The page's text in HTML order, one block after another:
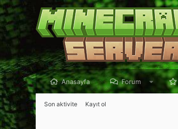
Anasayfa Forum
Son aktivite Kayıt ol